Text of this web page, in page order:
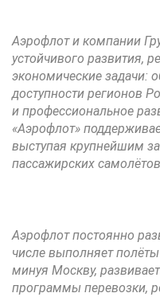
Аэрофлот и компании
устойчивого развития,
экономические задачи:
доступности регионов
и профессиональное
«Аэрофлот»
выступая крупнейшим
пассажирских
Аэрофлот постоянно
числе выполняет
минуя Москву,
программы перевозки,